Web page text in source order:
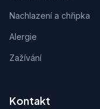
Nachlazení a chřipka
Alergie
Zažívání
Kontakt